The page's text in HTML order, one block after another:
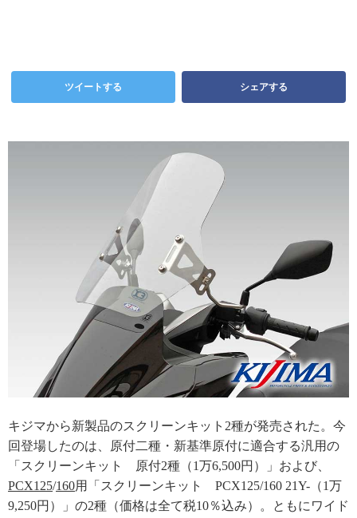
ツイートする シェアする
キジマから新製品のスクリーンキット2種が発売された。今
回登場したのは、原付二種・新基準原付に適合する汎用の
「スクリーンキット 原付2種（1万6,500円）」および、
PCX125/160用「スクリーンキット PCX125/160 21Y-（1万
9,250円）」の2種（価格は全て税10％込み）。ともにワイド